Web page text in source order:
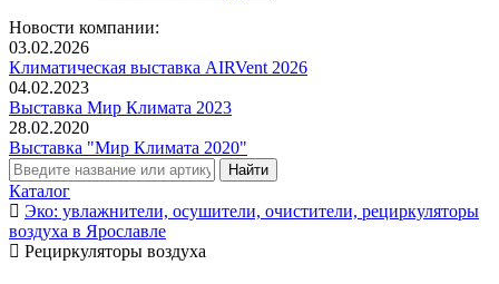
Новости компании:
03.02.2026
Климатическая выставка AIRVent 2026
04.02.2023
Выставка Мир Климата 2023
28.02.2020
Выставка "Мир Климата 2020"
Каталог
Эко: увлажнители, осушители, очистители, рециркуляторы
воздуха в Ярославле
Рециркуляторы воздуха